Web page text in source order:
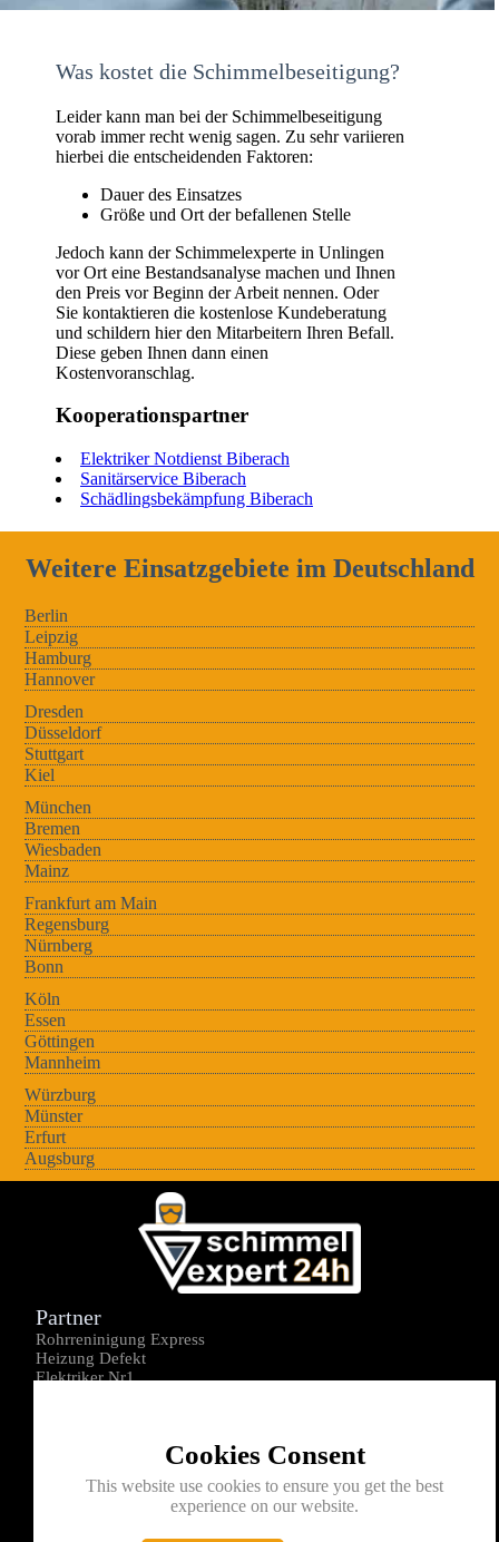
Was kostet die Schimmelbeseitigung?
Leider kann man bei der Schimmelbeseitigung
vorab immer recht wenig sagen. Zu sehr variieren
hierbei die entscheidenden Faktoren:
Dauer des Einsatzes
Größe und Ort der befallenen Stelle
Jedoch kann der Schimmelexperte in Unlingen
vor Ort eine Bestandsanalyse machen und Ihnen
den Preis vor Beginn der Arbeit nennen. Oder
Sie kontaktieren die kostenlose Kundeberatung
und schildern hier den Mitarbeitern Ihren Befall.
Diese geben Ihnen dann einen
Kostenvoranschlag.
Kooperationspartner
Elektriker Notdienst Biberach
Sanitärservice Biberach
Schädlingsbekämpfung Biberach
Weitere Einsatzgebiete im Deutschland
Berlin
Leipzig
Hamburg
Hannover
Dresden
Düsseldorf
Stuttgart
Kiel
München
Bremen
Wiesbaden
Mainz
Frankfurt am Main
Regensburg
Nürnberg
Bonn
Köln
Essen
Göttingen
Mannheim
Würzburg
Münster
Erfurt
Augsburg
Cookies Consent
This website use cookies to ensure you get the best
experience on our website.
Partner
Rohrreninigung Express
Heizung Defekt
Elektriker Nr1
Kontakt